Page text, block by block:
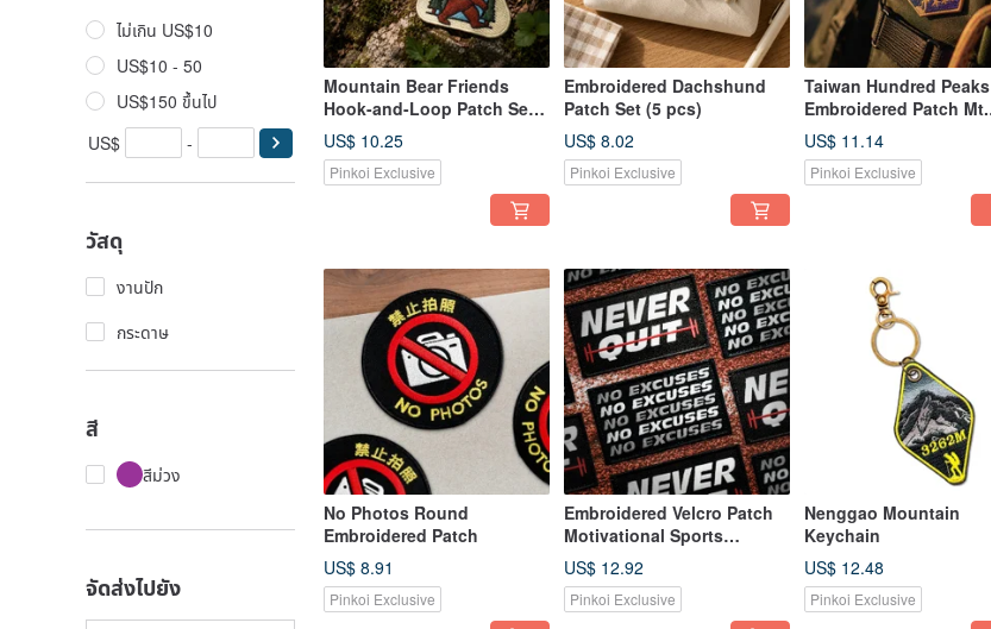
ไม่เกิน US$10
US$10 - 50
US$150 ขึ้นไป
US$
-
วัสดุ
งานปัก
กระดาษ
สี
สีม่วง
จัดส่งไปยัง
Mountain Bear Friends
Hook-and-Loop Patch Set
(2 Designs)
US$ 10.25
Pinkoi Exclusive
Embroidered Dachshund
Patch Set (5 pcs)
US$ 8.02
Pinkoi Exclusive
Taiwan Hundred Peaks
Embroidered Patch Mt.
Dajian
US$ 11.14
Pinkoi Exclusive
No Photos Round
Embroidered Patch
US$ 8.91
Pinkoi Exclusive
Embroidered Velcro Patch
Motivational Sports
Statement Patch (2
Designs)
US$ 12.92
Pinkoi Exclusive
Nenggao Mountain
Keychain
US$ 12.48
Pinkoi Exclusive